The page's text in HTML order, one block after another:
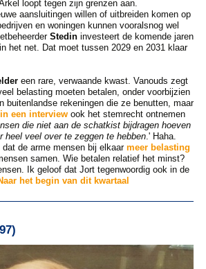
loopt tegen zijn grenzen aan.
aansluitingen willen of uitbreiden komen op
en woningen kunnen vooralsnog wel
Stedininvesteert de komende jaren
het net. Dat moet tussen 2029 en 2031 klaar
een rare, verwaande kwast. Vanouds zegt
belasting moeten betalen, onder voorbijzien
buitenlandse rekeningen die ze benutten, maar
in een interviewook het stemrecht ontnemen
die niet aan de schatkist bijdragen hoeven
heel veel over te zeggen te hebben.' Haha.
de arme mensen bij elkaar meer belasting
samen. Wie betalen relatief het minst?
Ik geloof dat Jort tegenwoordig ook in de
het begin van dit kwartaal